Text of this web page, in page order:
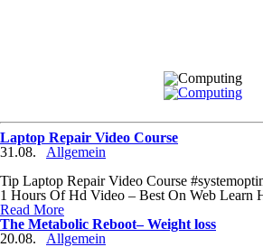
Laptop Repair Video Course
31.08.
Allgemein
Tip Laptop Repair Video Course
1 Hours Of Hd Video – Best On Web Learn
Read More
The Metabolic Reboot– Weight loss
20.08.
Allgemein